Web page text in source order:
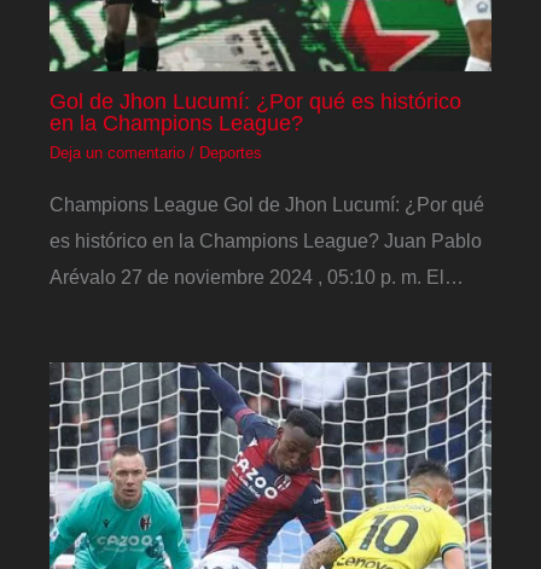
Gol de Jhon Lucumí: ¿Por qué es histórico
en la Champions League?
Deja un comentario / Deportes
Champions League Gol de Jhon Lucumí: ¿Por qué
es histórico en la Champions League? Juan Pablo
Arévalo 27 de noviembre 2024 , 05:10 p. m. El…